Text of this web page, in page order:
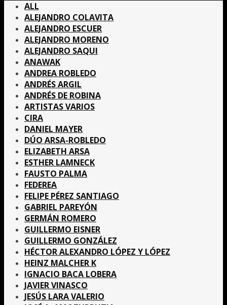
ALL
ALEJANDRO COLAVITA
ALEJANDRO ESCUER
ALEJANDRO MORENO
ALEJANDRO SAQUI
ANAWAK
ANDREA ROBLEDO
ANDRÉS ARGIL
ANDRÉS DE ROBINA
ARTISTAS VARIOS
CIRA
DANIEL MAYER
DÚO ARSA-ROBLEDO
ELIZABETH ARSA
ESTHER LAMNECK
FAUSTO PALMA
FEDEREA
FELIPE PÉREZ SANTIAGO
GABRIEL PAREYÓN
GERMÁN ROMERO
GUILLERMO EISNER
GUILLERMO GONZÁLEZ
HÉCTOR ALEXANDRO LÓPEZ Y LÓPEZ
HEINZ MALCHER K
IGNACIO BACA LOBERA
JAVIER VINASCO
JESÚS LARA VALERIO